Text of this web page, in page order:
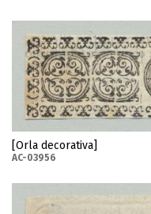
[Orla decorativa]
AC-03956